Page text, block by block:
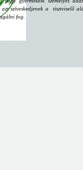
szíveskedjenek a tisztviselő
fog.